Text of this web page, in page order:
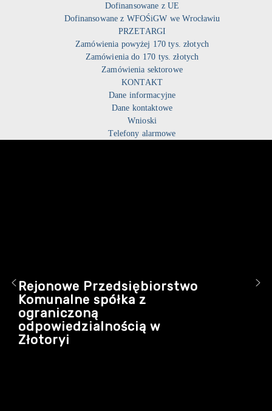
Dofinansowane z UE
Dofinansowane z WFOŚiGW we Wrocławiu
PRZETARGI
Zamówienia powyżej 170 tys. złotych
Zamówienia do 170 tys. złotych
Zamówienia sektorowe
KONTAKT
Dane informacyjne
Dane kontaktowe
Wnioski
Telefony alarmowe
Rejonowe Przedsiębiorstwo
Komunalne spółka z
ograniczoną
odpowiedzialnością w
Złotoryi